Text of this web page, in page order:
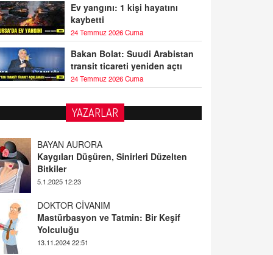
Ev yangını: 1 kişi hayatını
kaybetti
24 Temmuz 2026 Cuma
Bakan Bolat: Suudi Arabistan
transit ticareti yeniden açtı
24 Temmuz 2026 Cuma
YAZARLAR
BAYAN AURORA
Kaygıları Düşüren, Sinirleri Düzelten
Bitkiler
5.1.2025 12:23
DOKTOR CİVANIM
Mastürbasyon ve Tatmin: Bir Keşif
Yolculuğu
13.11.2024 22:51